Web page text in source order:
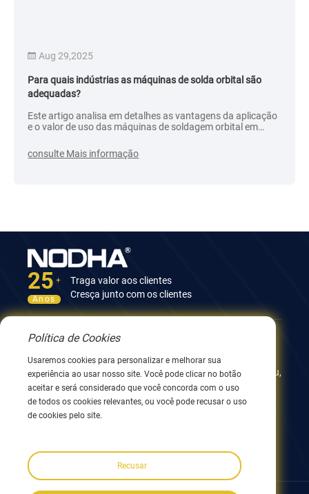
Aug 29,2025
Para quais indústrias as máquinas de solda orbital são
adequadas?
Este artigo analisa em detalhes as vantagens da aplicação
e o valor de uso das máquinas de soldagem orbital em
soldagem.
consulte Mais informação
25 +
Anos
Traga valor aos clientes
Cresça junto com os clientes
Contate-nos
12º Edifício, No.9 Xingyang Road, Wuxi 214082, JiangSu,
China
0086 510 8580 8562
0086 152 5144 1199
Política de Cookies
Usaremos cookies para personalizar e melhorar sua
experiência ao usar nosso site. Você pode clicar no botão
aceitar e será considerado que você concorda com o uso
de todos os cookies relevantes, ou você pode recusar o uso
de cookies pelo site.
Recusar